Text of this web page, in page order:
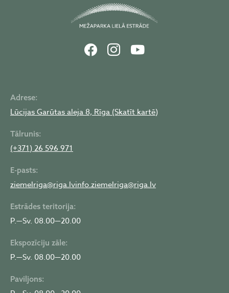
Adrese:
Lūcijas Garūtas aleja 8, Rīga (Skatīt kartē)
Tālrunis:
(+371) 26 596 971
E-pasts:
ziemelriga@riga.lvinfo.ziemelriga@riga.lv
Estrādes teritorija:
P.—Sv. 08.00—20.00
Ekspozīciju zāle:
P.—Sv. 08.00—20.00
Paviljons: